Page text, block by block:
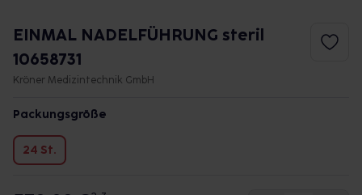
EINMAL NADELFÜHRUNG steril
10658731
Kröner Medizintechnik GmbH
Packungsgröße
24 St.